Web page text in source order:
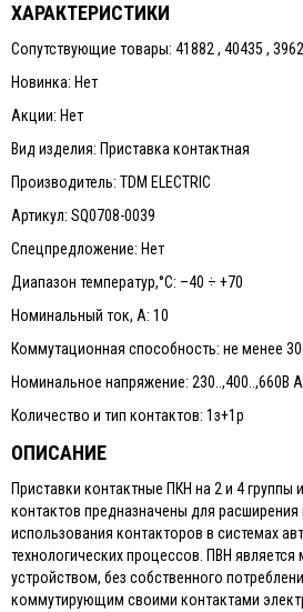
ХАРАКТЕРИСТИКИ
Сопутствующие товары: 41882 , 40435 ,
Новинка: Нет
Акции: Нет
Вид изделия: Приставка контактная
Производитель: TDM ELECTRIC
Артикул: SQ0708-0039
Спецпредложение: Нет
Диапазон температур,°С: –40 ÷ +70
Номинальный ток, А: 10
Коммутационная способность: не менее
Номинальное напряжение: 230..,400..,660В
Количество и тип контактов: 1з+1р
ОПИСАНИЕ
Приставки контактные ПКН на 2 и 4 группы
контактов предназначены для
использования контакторов в системах
технологических процессов. ПВН является
устройством, без собственного
коммутирующим своими контактами